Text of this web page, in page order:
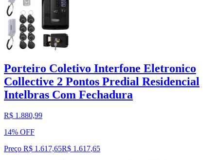
Porteiro Coletivo Interfone Eletronico
Collective 2 Pontos Predial Residencial
Intelbras Com Fechadura
R$ 1.880,99
14% OFF
Preço R$ 1.617,65R$ 1.617,65